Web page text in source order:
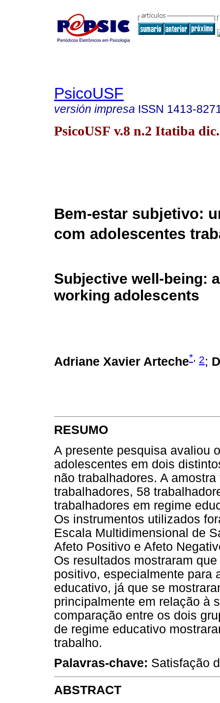
PsicoUSF
versión impresa ISSN 1413-
PsicoUSF v.8 n.2 Itatiba
Bem-estar subjetivo:
com adolescentes
Subjective well-being:
working adolescents
Adriane Xavier Arteche*, 2;
RESUMO
A presente pesquisa avaliou
adolescentes em dois
não trabalhadores. A
trabalhadores, 58
trabalhadores em regime
Os instrumentos utilizados
Escala Multidimensional de
Afeto Positivo e Afeto
Os resultados mostraram
positivo, especialmente para
educativo, já que se
principalmente em relação à
comparação entre os dois
de regime educativo
trabalho.
Palavras-chave: Satisfação
ABSTRACT